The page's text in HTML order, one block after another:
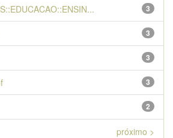
3
3
3
3
2
próximo >